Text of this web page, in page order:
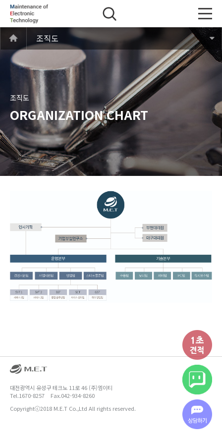
조직도
조직도
ORGANIZATION CHART
대전광역시 유성구 테크노 11로 46 (주)엠이티
Tel.1670-8257
Fax.042-934-8260
Copyrightⓒ2018 M.E.T Co.,Ltd All rights reserved.